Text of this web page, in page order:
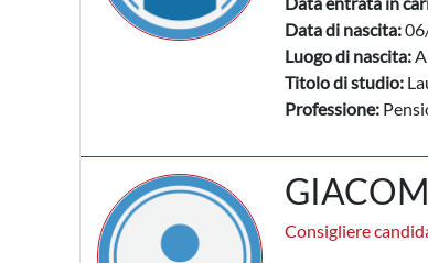
Data di nascita:
Luogo di nascita:
Titolo di studio:
Professione:
Consigliere